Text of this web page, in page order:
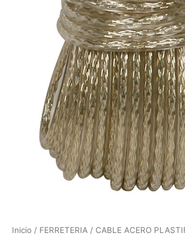
Inicio / FERRETERIA / CABLE ACERO